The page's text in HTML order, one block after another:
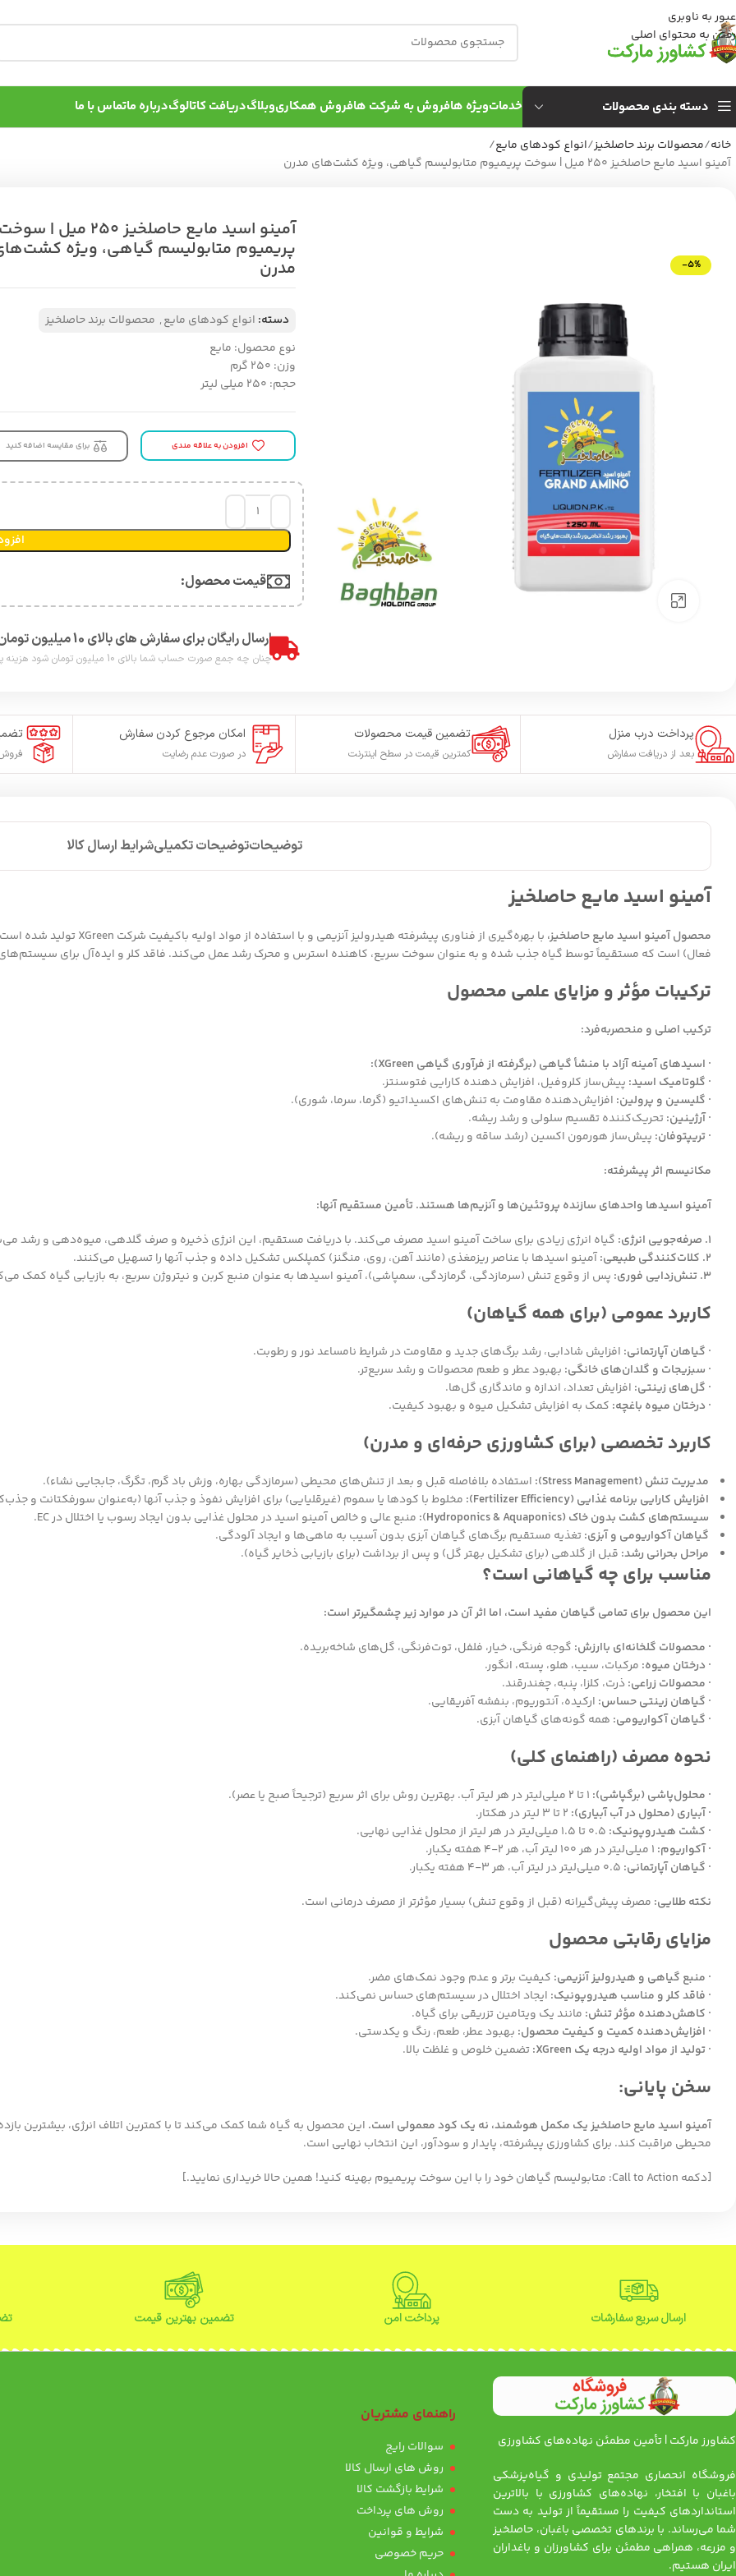
عبور به ناوبری
رفتن به محتوای اصلی
دسته بندی محصولات خدماتویژه هافروش به شركت هافروش همکاریوبلاگدریافت کاتالوگدرباره ماتماس با ما
خانه محصولات برند حاصلخیز انواع کودهای مایع
آمینو اسید مایع حاصلخیز 250 میل | سوخت پریمیوم متابولیسم گیاهی، ویژه کشت‌های مدرن
-5%
آمینو اسید مایع حاصلخیز 250 میل | سوخت
پریمیوم متابولیسم گیاهی، ویژه
مدرن
دسته: انواع کودهای مایع, محصولات برند حاصلخیز
نوع محصول: مایع
وزن: ۲۵۰ گرم
حجم: ۲۵۰ میلی لیتر
افزودن به علاقه مندی برای مقایسه اضافه کنید
قیمت محصول:​
ارسال رایگان برای سفارش های بالای 10 میلیون تومان
چنان چه جمع صورت حساب شما بالای 10 میلیون تومان شود هزینه پست برای شما به صورت رایگان محاصبه خواهد شد.
پرداخت درب منزل
بعد از دریافت سفارش
تضمین قیمت محصولات
کمترین قیمت در سطح اینترنت
امکان مرجوع کردن سفارش
در صورت عدم رضایت
توضیحاتتوضیحات تکمیلیشرایط ارسال کالا
آمینو اسید مایع حاصلخیز
محصول آمینو اسید مایع حاصلخیز،
فعال) است که مستقیماً توسط گیاه جذب شده و به عنوان سوخت سریع، کاهنده استرس و محرک رشد عمل می‌کند. فاقد کلر و ایده‌آل برای
ترکیبات مؤثر و مزایای علمی محصول
ترکیب اصلی و منحصربه‌فرد:
· اسیدهای آمینه آزاد با منشأ گیاهی (برگرفته از فرآوری گیاهی XGreen):
· گلوتامیک اسید: پیش‌ساز کلروفیل، افزایش دهنده کارایی فتوسنتز.
· گلیسین و پرولین: افزایش‌دهنده مقاومت به تنش‌های اکسیداتیو (گرما، سرما، شوری).
· آرژینین:تحریک‌کننده تقسیم سلولی و رشد ریشه.
· تریپتوفان: پیش‌ساز هورمون اکسین (رشد ساقه و ریشه).
مکانیسم اثر پیشرفته:
آمینو اسیدها واحدهای سازنده پروتئین‌ها و آنزیم‌ها هستند. تأمین مستقیم آنها:
1. صرفه‌جویی انرژی:
گیاه انرژی زیادی برای ساخت آمینو اسید مصرف می‌کند. با دریافت مستقیم، این انرژی ذخیره و صرف گلدهی، میوه‌دهی و رشد
2. کلات‌کنندگی طبیعی:
آمینو اسیدها با عناصر ریزمغذی (مانند آهن، روی، منگنز) کمپلکس تشکیل داده و جذب آنها را تسهیل می‌کنند.
3. تنش‌زدایی فوری:
پس از وقوع تنش (سرمازدگی، گرمازدگی، سمپاشی)، آمینو اسیدها به عنوان منبع کربن و نیتروژن سریع، به بازیابی گیاه کمک
کاربرد عمومی (برای همه گیاهان)
· گیاهان آپارتمانی: افزایش شادابی، رشد برگ‌های جدید و مقاومت در شرایط نامساعد نور و رطوبت.
· سبزیجات و گلدان‌های خانگی: بهبود عطر و طعم محصولات و رشد سریع‌تر.
· گل‌های زینتی: افزایش تعداد، اندازه و ماندگاری گل‌ها.
· درختان میوه باغچه: کمک به افزایش تشکیل میوه و بهبود کیفیت.
کاربرد تخصصی (برای کشاورزی حرفه‌ای و مدرن)
مدیریت تنش (Stress Management):
استفاده بلافاصله قبل و بعد از تنش‌های محیطی (سرمازدگی بهاره، وزش باد گرم، تگرگ، جابجایی نشاء).
افزایش کارایی برنامه غذایی (Fertilizer Efficiency):
مخلوط با کودها یا سموم (غیرقلیایی) برای افزایش نفوذ و جذب آنها (به‌عنوان سورفکتانت و
سیستم‌های کشت بدون خاک (Hydroponics & Aquaponics
)
: منبع عالی و خالص آمینو اسید در محلول غذایی بدون ایجاد رسوب یا اختلال در EC.
گیاهان آکواریومی و آبزی:تغذیه مستقیم برگ‌های گیاهان آبزی بدون آسیب به ماهی‌ها و ایجاد آلودگی.
مراحل بحرانی رشد: قبل از گلدهی (برای تشکیل بهتر گل) و پس از برداشت (برای بازیابی ذخایر گیاه).
مناسب برای چه گیاهانی است؟
این محصول برای تمامی گیاهان مفید است، اما اثر آن در موارد زیر چشمگیرتر است:
· محصولات گلخانه‌ای باارزش: گوجه فرنگی، خیار، فلفل، توت‌فرنگی، گل‌های شاخه‌بریده.
· درختان میوه: مرکبات، سیب، هلو، پسته، انگور.
· محصولات زراعی:ذرت، کلزا، پنبه، چغندرقند.
· گیاهان زینتی حساس: ارکیده، آنتوریوم، بنفشه آفریقایی.
· گیاهان آکواریومی: همه گونه‌های گیاهان آبزی.
نحوه مصرف (راهنمای کلی)
· محلول‌پاشی (برگپاشی):
· آبیاری (محلول در آب آبیاری):
· کشت هیدروپونیک:
· آکواریوم:
· گیاهان آپارتمانی:
نکته طلایی: مصرف پیش‌گیرانه (قبل از وقوع تنش) بسیار مؤثرتر از مصرف درمانی است.
مزایای رقابتی محصول
· منبع گیاهی و هیدرولیز آنزیمی: کیفیت برتر و عدم وجود نمک‌های مضر.
· فاقد کلر و مناسب هیدروپونیک: ایجاد اختلال در سیستم‌های حساس نمی‌کند.
· کاهش‌دهنده مؤثر تنش: مانند یک ویتامین تزریقی برای گیاه.
· افزایش‌دهنده کمیت و کیفیت محصول: بهبود عطر، طعم، رنگ و یکدستی.
· تولید از مواد اولیه درجه یک XGreen:
تضمین خلوص و غلظت بالا.
سخن پایانی:
آمینو اسید مایع حاصلخیز یک مکمل هوشمند، نه یک کود معمولی است. این محصول به گیاه شما کمک می‌کند تا با کمترین اتلاف انرژی، بیشترین
محیطی مراقبت کند. برای کشاورزی پیشرفته، پایدار و سودآور، این انتخاب نهایی است.
[دکمه Call to Action: متابولیسم گیاهان خود را با این سوخت پریمیوم بهینه کنید! همین حالا خریداری نمایید.]
ارسال سریع سفارشات پرداخت امن تضمین بهترین قیمت
کشاورز مارکت | تأمین مطمئن نهاده‌های کشاورزی
فروشگاه انحصاری مجتمع تولیدی و گیاه‌پزشکی
باغبان با افتخار، نهاده‌های کشاورزی با بالاترین
استانداردهای کیفیت را مستقیماً از تولید به دست
شما می‌رساند. با برندهای تخصصی باغبان، حاصلخیز
و مزرعه، همراهی مطمئن برای کشاورزان و باغداران
ایران هستیم.
راهنمای مشتریان
سوالات رایج
روش های ارسال کالا
شرایط بازگشت کالا
روش های پرداخت
شرایط و قوانین
حریم خصوصی